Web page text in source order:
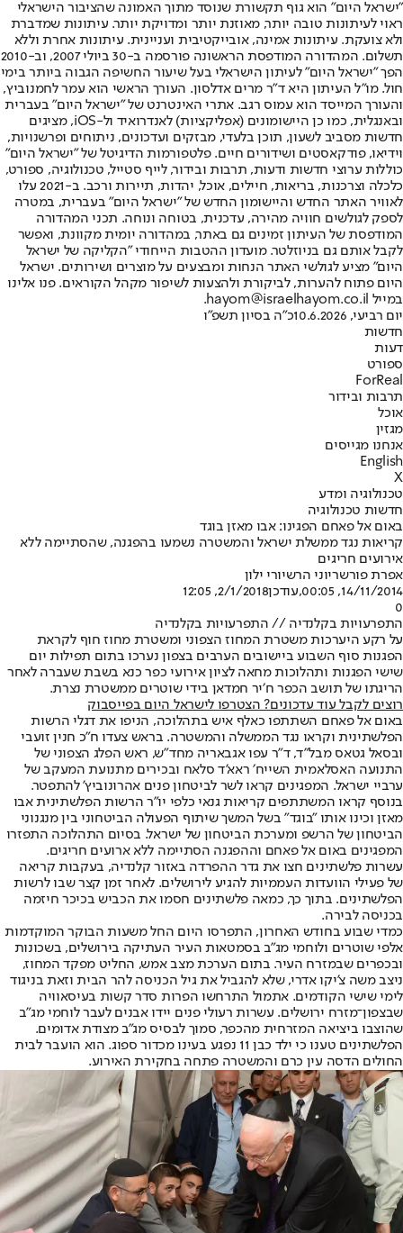
"ישראל היום" הוא גוף תקשורת שנוסד מתוך האמונה שהציבור הישראלי
ראוי לעיתונות טובה יותר, מאוזנת יותר ומדויקת יותר. עיתונות שמדברת
ולא צועקת. עיתונות אמינה, אובייקטיבית ועניינית. עיתונות אחרת וללא
תשלום. המהדורה המודפסת הראשונה פורסמה ב-30 ביולי 2007, וב-2010
הפך "ישראל היום" לעיתון הישראלי בעל שיעור החשיפה הגבוה ביותר בימי
חול. מו"ל העיתון היא ד"ר מרים אדלסון. העורך הראשי הוא עמר לחמנוביץ,
והעורך המייסד הוא עמוס רגב. אתרי האינטרנט של "ישראל היום" בעברית
ובאנגלית, כמו כן היישומונים (אפליקציות) לאנדרואיד ול-iOS, מציגים
חדשות מסביב לשעון, תוכן בלעדי, מבזקים ועדכונים, ניתוחים ופרשנויות,
וידיאו, פודקאסטים ושידורים חיים. פלטפורמות הדיגיטל של "ישראל היום"
כוללות ערוצי חדשות ודעות, תרבות ובידור, לייף סטייל, טכנולוגיה, ספורט,
כלכלה וצרכנות, בריאות, חיילים, אוכל, יהדות, תיירות ורכב. ב-2021 עלו
לאוויר האתר החדש והיישומון החדש של "ישראל היום" בעברית, במטרה
לספק לגולשים חוויה מהירה, עדכנית, בטוחה ונוחה. תכני המהדורה
המודפסת של העיתון זמינים גם באתר, במהדורה יומית מקוונת, ואפשר
לקבל אותם גם בניוזלטר. מועדון ההטבות הייחודי "הקליקה של ישראל
היום" מציע לגולשי האתר הנחות ומבצעים על מוצרים ושירותים. ישראל
היום פתוח להערות, לביקורת ולהצעות לשיפור מקהל הקוראים. פנו אלינו
במייל hayom@israelhayom.co.il.
יום רביעי, 10.6.2026
כ"ה בסיון תשפ"ו
חדשות
דעות
ספורט
ForReal
תרבות ובידור
אוכל
מגזין
אנחנו מגייסים
English
X
טכנולוגיה ומדע
חדשות טכנולוגיה
באום אל פאחם הפגינו: אבו מאזן בוגד
קריאות נגד ממשלת ישראל והמשטרה נשמעו בהפגנה, שהסתיימה ללא
אירועים חריגים
אפרת פורשריוני הרשיורי ילון
14/11/2014, 00:05
,עודכן2/1/2018, 12:05
0
התפרעויות בקלנדיה // התפרעויות בקלנדיה
על רקע היערכות משטרת המחוז הצפוני ומשטרת מחוז חוף לקראת
הפגנות סוף השבוע ביישובים הערבים בצפון נערכו בתום תפילות יום
שישי הפגנות ותהלוכות מחאה לציון אירועי כפר כנא בשבת שעברה לאחר
הריגתו של תושב הכפר ח׳יר חמדאן בידי שוטרים ממשטרת נצרת.
רוצים לקבל עוד עדכונים? הצטרפו לישראל היום בפייסבוק
באום אל פאחם השתתפו כאלף איש בתהלוכה, הניפו את דגלי הרשות
הפלשתינית וקראו נגד הממשלה והמשטרה. בראש צעדו ח"כ חנין זועבי
ובסאל גטאס מבל״ד, ד״ר עפו אגבאריה מחד״ש, ראש הפלג הצפוני של
התנועה האסלאמית השייח׳ ראא'ד סלאח ובכירים מתנועת המעקב של
ערביי ישראל. המפגינים קראו לשר לביטחון פנים אהרונוביץ' להתפטר.
בנוסף קראו המשתתפים קריאות גנאי כלפי יו״ר הרשות הפלשתינית אבו
מאזן וכינו אותו ״בוגד״ בשל המשך שיתוף הפעולה הביטחוני בין מנגנוני
הביטחון של הרשפ ומערכת הביטחון של ישראל. בסיום התהלוכה התפזרו
המפגינים באום אל פאחם וההפגנה הסתיימה ללא ארועים חריגים.
עשרות פלשתינים חצו את גדר ההפרדה באזור קלנדיה, בעקבות קריאה
של פעילי הוועדות העממיות להגיע לירושלים. לאחר זמן קצר שבו לרשות
הפלשתינים. בתוך כך, כמאה פלשתינים חסמו את הכביש בכיכר חיזמה
בכניסה לבירה.
כמדי שבוע בחודש האחרון, התפרסו היום החל משעות הבוקר המוקדמות
אלפי שוטרים ולוחמי מג"ב בסמטאות העיר העתיקה בירושלים, בשכונות
ובכפרים שבמזרח העיר. בתום הערכת מצב אמש, החליט מפקד המחוז,
ניצב משה צ'יקו אדרי, שלא להגביל את גיל הכניסה להר הבית וזאת בניגוד
לימי שישי הקודמים. אתמול התרחשו הפרות סדר קשות בעיסאוויה
שבצפון־מזרח ירושלים. עשרות רעולי פנים יידו אבנים לעבר לוחמי מג"ב
שהוצבו ביציאה המזרחית מהכפר, סמוך לבסיס מג"ב מצודת אדומים.
הפלשתינים טענו כי ילד כבן 11 נפגע בעינו מכדור ספוג. הוא הועבר לבית
החולים הדסה עין כרם והמשטרה פתחה בחקירת האירוע.